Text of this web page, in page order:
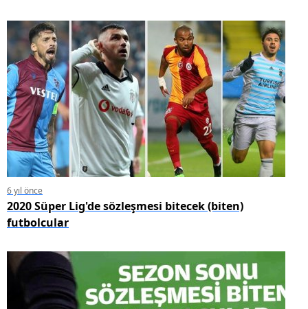
6 yıl önce
2020 Süper Lig'de sözleşmesi bitecek (biten)
futbolcular